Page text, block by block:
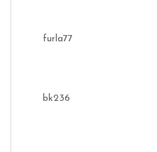
furla77
bk236